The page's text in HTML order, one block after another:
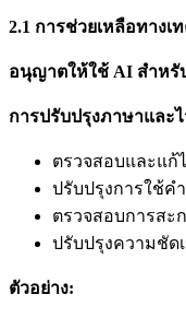
2.1 การช่วยเหลือทางเท
อนุญาตให้ใช้ AI สำหรั
การปรับปรุงภาษาและ
ตรวจสอบและแก้
ปรับปรุงการใช้ค
ตรวจสอบการสะ
ปรับปรุงความชัด
ตัวอย่าง: